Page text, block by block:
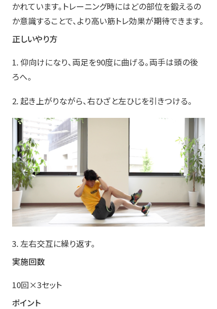
かれています。トレーニング時にはどの部位を鍛えるの
か意識することで、より高い筋トレ効果が期待できます。
正しいやり方
1. 仰向けになり、両足を90度に曲げる。両手は頭の後
ろへ。
2. 起き上がりながら、右ひざと左ひじを引きつける。
3. 左右交互に繰り返す。
実施回数
10回×3セット
ポイント